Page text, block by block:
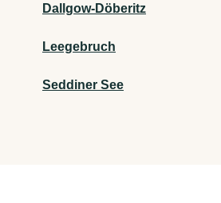
Dallgow-Döberitz
Leegebruch
Seddiner See